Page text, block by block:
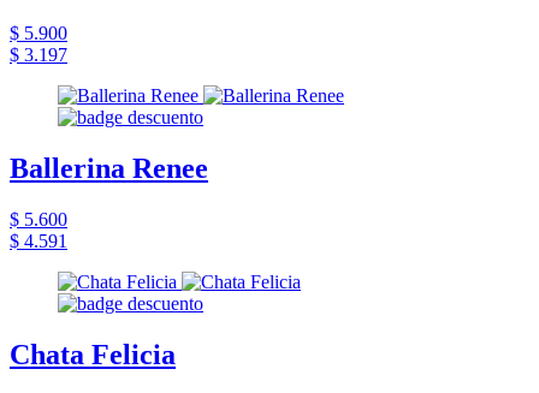
$ 5.900
$ 3.197
Ballerina Renee
$ 5.600
$ 4.591
Chata Felicia